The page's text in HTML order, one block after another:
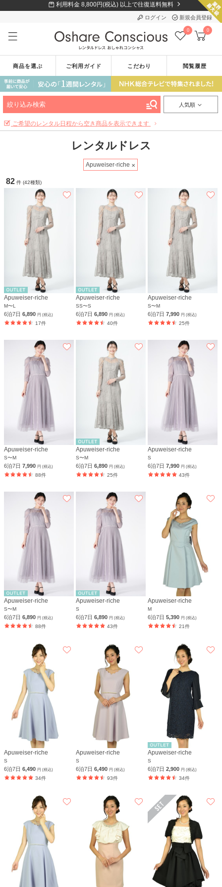
利用料金 8,800円(税込) 以上で往復送料無料
ログイン 新規会員登録
0 0
商品を選ぶ ご利用ガイド こだわり 閲覧履歴
絞り込み検索 人気順
ご希望のレンタル日程から空き商品を表示できます
レンタルドレス
Apuweiser-riche
82 件 (42種類)
Apuweiser-riche
M〜L
6泊7日 6,890 円 (税込)
17件
Apuweiser-riche
SS〜S
6泊7日6,890円 (税込)
40件
Apuweiser-riche
S〜M
6泊7日7,990円 (税込)
25件
Apuweiser-riche
S〜M
6泊7日 7,990 円 (税込)
88件
Apuweiser-riche
S〜M
6泊7日6,890円 (税込)
25件
Apuweiser-riche
S
6泊7日7,990円 (税込)
43件
Apuweiser-riche
S〜M
6泊7日 6,890 円 (税込)
88件
Apuweiser-riche
S
6泊7日6,890円 (税込)
43件
Apuweiser-riche
M
6泊7日5,390円 (税込)
21件
Apuweiser-riche
S
6泊7日 6,490 円 (税込)
34件
Apuweiser-riche
S
6泊7日6,490円 (税込)
93件
Apuweiser-riche
S
6泊7日2,900円 (税込)
34件